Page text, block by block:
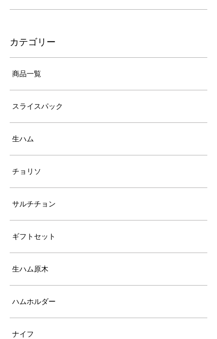
カテゴリー
商品一覧
スライスパック
生ハム
チョリソ
サルチチョン
ギフトセット
生ハム原木
ハムホルダー
ナイフ